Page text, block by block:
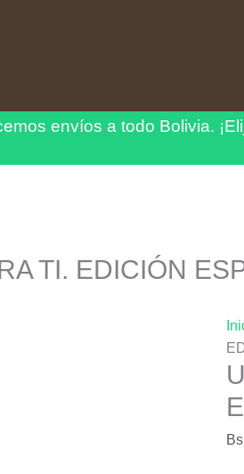
envíos a todo Bolivia.
TI. EDICIÓN